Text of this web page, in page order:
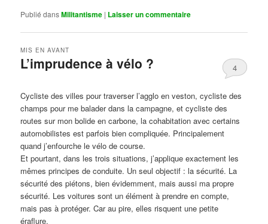
Publié dansMilitantisme | Laisser un commentaire
L’imprudence à vélo ?
MIS EN AVANT
4
Cycliste des villes pour traverser l’agglo en veston, cycliste des
champs pour me balader dans la campagne, et cycliste des
routes sur mon bolide en carbone, la cohabitation avec certains
automobilistes est parfois bien compliquée. Principalement
quand j’enfourche le vélo de course.
Et pourtant, dans les trois situations, j’applique exactement les
mêmes principes de conduite. Un seul objectif : la sécurité. La
sécurité des piétons, bien évidemment, mais aussi ma propre
sécurité. Les voitures sont un élément à prendre en compte,
mais pas à protéger. Car au pire, elles risquent une petite
éraflure.